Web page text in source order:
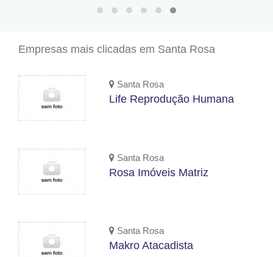
Empresas mais clicadas em Santa Rosa
Santa Rosa
Life Reprodução Humana
Santa Rosa
Rosa Imóveis Matriz
Santa Rosa
Makro Atacadista